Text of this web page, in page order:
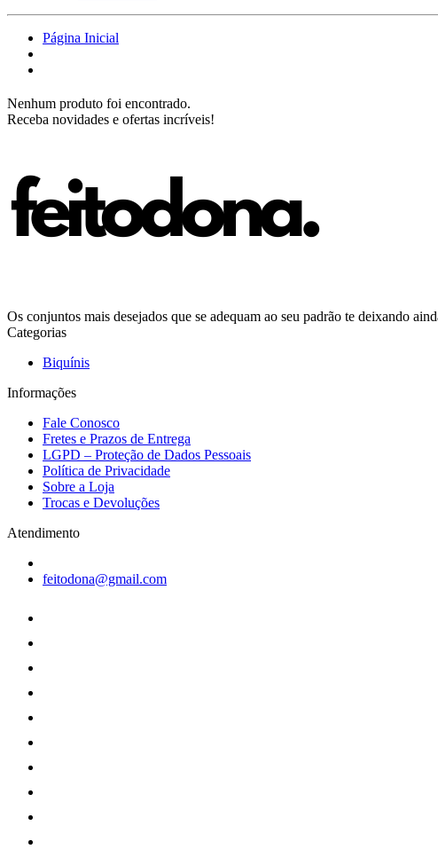
Página Inicial
Nenhum produto foi encontrado.
Receba novidades e ofertas incríveis!
Os conjuntos mais desejados que se adequam ao seu padrão te deixando
Categorias
Biquínis
Informações
Fale Conosco
Fretes e Prazos de Entrega
LGPD – Proteção de Dados Pessoais
Política de Privacidade
Sobre a Loja
Trocas e Devoluções
Atendimento
feitodona@gmail.com